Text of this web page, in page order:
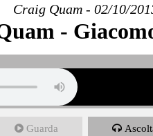
Craig Quam - 02/10/
-
Guarda